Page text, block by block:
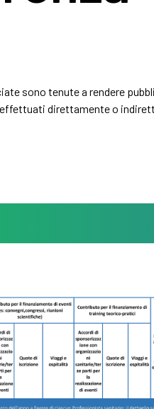
sono tenute a rendere
effettuati direttamente o